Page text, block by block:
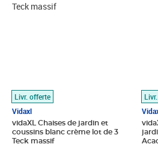
Livr. offerte
Vidaxl
vidaXL Chaises de jardin et
coussins blanc crème lot de 3
Teck massif